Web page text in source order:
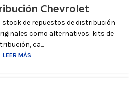
Chevrolet
de repuestos de distribución
como alternativos: kits de
ca...
LEER MÁS